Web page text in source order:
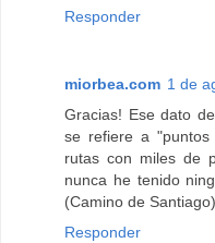
Responder
miorbea.com 1 de
Gracias! Ese dato
se refiere a
rutas con miles de
nunca he tenido
(Camino de Santiago).
Responder